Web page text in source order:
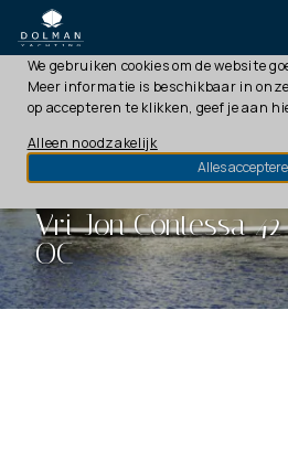
Vri-Jon Contessa 42
OC
Deze website gebruikt
We gebruiken cookies om de website
Meer informatie is beschikbaar in onze
op accepteren te klikken, geef je aan
Alles
Alleen noodzakelijk